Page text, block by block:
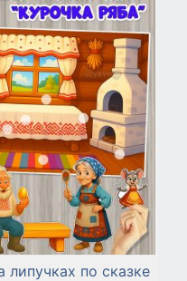
по сказке